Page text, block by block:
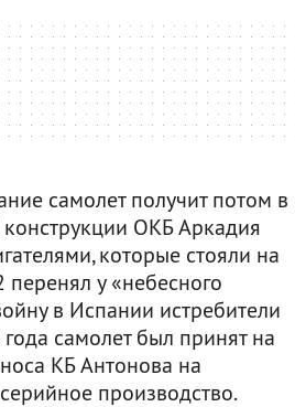
самолет получит потом в
ОКБ Аркадия
которые стояли на
у «небесного
в Испании истребители
самолет был принят на
КБ Антонова на
производство.